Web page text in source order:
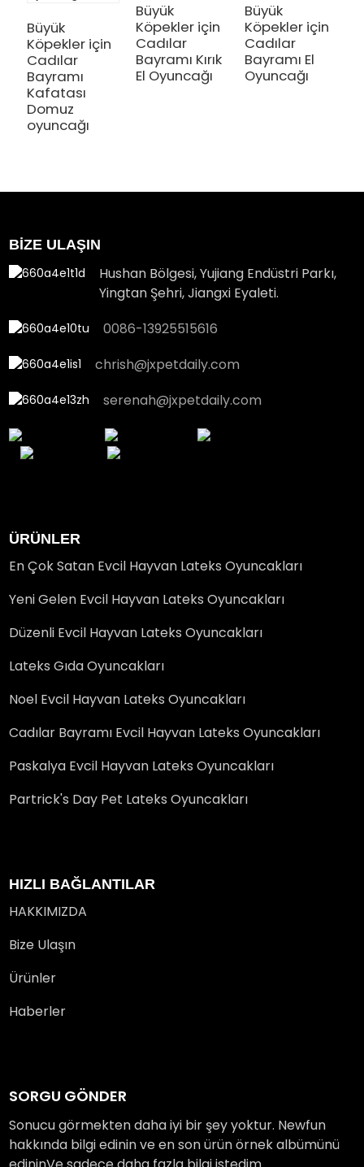
Büyük
Köpekler için
Cadılar
Bayramı
Kafatası
Domuz
oyuncağı
Büyük
Köpekler için
Cadılar
Bayramı Kırık
El Oyuncağı
Büyük
Köpekler için
Cadılar
Bayramı El
Oyuncağı
BİZE ULAŞIN
Hushan Bölgesi, Yujiang Endüstri Parkı,
Yingtan Şehri, Jiangxi Eyaleti.
0086-13925515616
chrish@jxpetdaily.com
serenah@jxpetdaily.com
ÜRÜNLER
En Çok Satan Evcil Hayvan Lateks Oyuncakları
Yeni Gelen Evcil Hayvan Lateks Oyuncakları
Düzenli Evcil Hayvan Lateks Oyuncakları
Lateks Gıda Oyuncakları
Noel Evcil Hayvan Lateks Oyuncakları
Cadılar Bayramı Evcil Hayvan Lateks Oyuncakları
Paskalya Evcil Hayvan Lateks Oyuncakları
Partrick's Day Pet Lateks Oyuncakları
HIZLI BAĞLANTILAR
HAKKIMIZDA
Bize Ulaşın
Ürünler
Haberler
SORGU GÖNDER
Sonucu görmekten daha iyi bir şey yoktur. Newfun
hakkında bilgi edinin ve en son ürün örnek albümünü